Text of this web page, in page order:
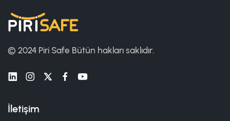
© 2024 Piri Safe Bütün hakları saklıdır.
İletişim